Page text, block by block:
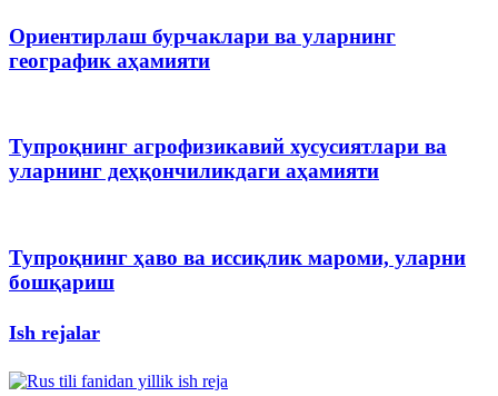
Ориентирлаш бурчаклари ва уларнинг
географик аҳамияти
Тупроқнинг агрофизикавий хусусиятлари ва
уларнинг деҳқончиликдаги аҳамияти
Тупроқнинг ҳаво ва иссиқлик мароми, уларни
бошқариш
Ish rejalar